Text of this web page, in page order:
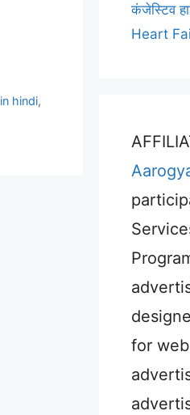
hindi,
कंजेस्टिव
Heart
for